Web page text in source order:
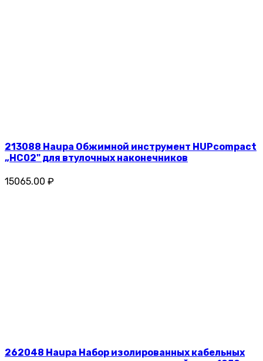
213088 Haupa Обжимной инструмент HUPcompact
„HC02" для втулочных наконечников
15065.00 ₽
262048 Haupa Набор изолированных кабельных